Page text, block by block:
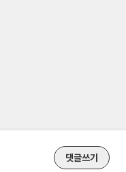
댓글쓰기